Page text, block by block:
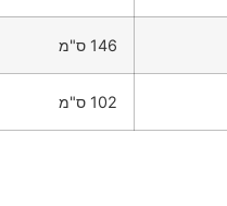
146 ס"מ
102 ס"מ